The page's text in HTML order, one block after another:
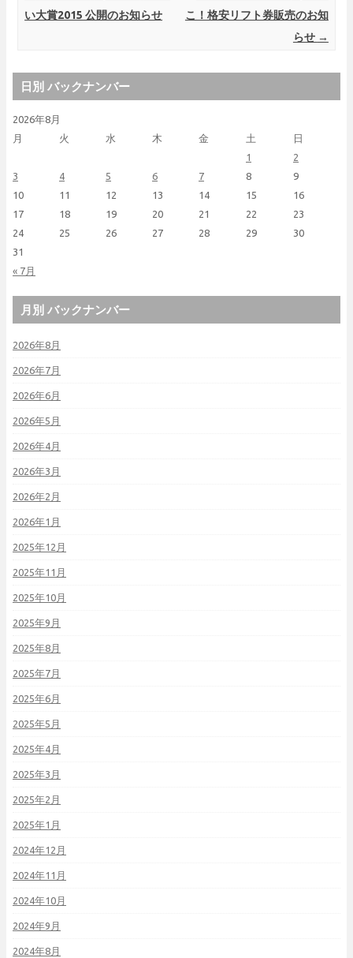
い大賞2015 公開のお知らせ
こ！格安リフト券販売のお知
らせ →
日別 バックナンバー
2026年8月
月
火 水 木 金 土 日
« 7月
1
2
3
4 5 6 7 8
9
10
11 12 13 14 15
16
17
18 19 20 21 22
23
24
25 26 27 28 29
30
31
月別 バックナンバー
2026年8月
2026年7月
2026年6月
2026年5月
2026年4月
2026年3月
2026年2月
2026年1月
2025年12月
2025年11月
2025年10月
2025年9月
2025年8月
2025年7月
2025年6月
2025年5月
2025年4月
2025年3月
2025年2月
2025年1月
2024年12月
2024年11月
2024年10月
2024年9月
2024年8月